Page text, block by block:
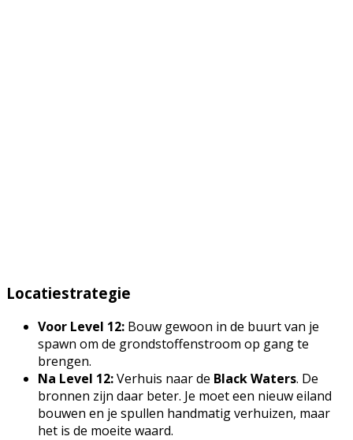
Locatiestrategie
Voor Level 12: Bouw gewoon in de buurt van je
spawn om de grondstoffenstroom op gang te
brengen.
Na Level 12:Verhuis naar de Black Waters. De
bronnen zijn daar beter. Je moet een nieuw eiland
bouwen en je spullen handmatig verhuizen, maar
het is de moeite waard.